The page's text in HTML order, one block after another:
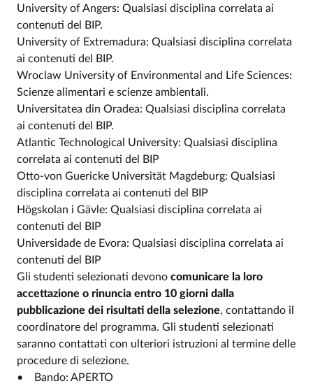
University of Angers: Qualsiasi disciplina correlata ai
contenuti del BIP.
University of Extremadura: Qualsiasi disciplina correlata
ai contenuti del BIP.
Wroclaw University of Environmental and Life Sciences:
Scienze alimentari e scienze ambientali.
Universitatea din Oradea: Qualsiasi disciplina correlata
ai contenuti del BIP.
Atlantic Technological University: Qualsiasi disciplina
correlata ai contenuti del BIP
Otto-von Guericke Universität Magdeburg: Qualsiasi
disciplina correlata ai contenuti del BIP
Högskolan i Gävle: Qualsiasi disciplina correlata ai
contenuti del BIP
Universidade de Evora: Qualsiasi disciplina correlata ai
contenuti del BIP
Gli studenti selezionati devono comunicare la loro
accettazione o rinuncia entro 10 giorni dalla
pubblicazione dei risultati della selezione, contattando il
coordinatore del programma. Gli studenti selezionati
saranno contattati con ulteriori istruzioni al termine delle
procedure di selezione.
• Bando: APERTO